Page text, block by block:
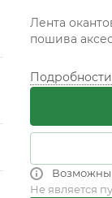
Лента
пошива
Подробности
Возможны
Не является